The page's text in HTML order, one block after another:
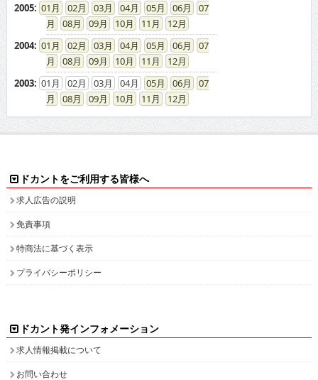
2005: 01 02 03 04 05 06
07
08
09 10 11
12
2004: 01 02 03 04 05 06
07
08
09 10 11
12
2003: 01 02 03 04 05 06
07
08
09 10 11 12
ドカントをご利用する皆様へ
求人広告の説明
免責事項
特商法に基づく表示
プライバシーポリシー
ドカント発インフォメーション
求人情報掲載について
お問い合わせ